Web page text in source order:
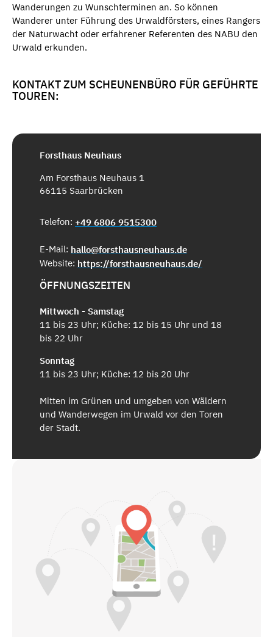
Wanderungen zu Wunschterminen an. So können
Wanderer unter Führung des Urwaldförsters, eines Rangers
der Naturwacht oder erfahrener Referenten des NABU den
Urwald erkunden.
KONTAKT ZUM SCHEUNENBÜRO FÜR GEFÜHRTE
TOUREN:
Forsthaus Neuhaus
Am Forsthaus Neuhaus 1
66115 Saarbrücken
Telefon: +49 6806 9515300
E-Mail: hallo@forsthausneuhaus.de
Website: https://forsthausneuhaus.de/
ÖFFNUNGSZEITEN
Mittwoch - Samstag
11 bis 23 Uhr; Küche: 12 bis 15 Uhr und 18
bis 22 Uhr
Sonntag
11 bis 23 Uhr; Küche: 12 bis 20 Uhr
Mitten im Grünen und umgeben von Wäldern
und Wanderwegen im Urwald vor den Toren
der Stadt.